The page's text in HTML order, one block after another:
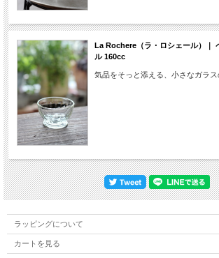
La Rochere（ラ・ロシェール）｜
ル 160cc
気品をそっと添える、小さなガラス
ラッピングについて
カートを見る